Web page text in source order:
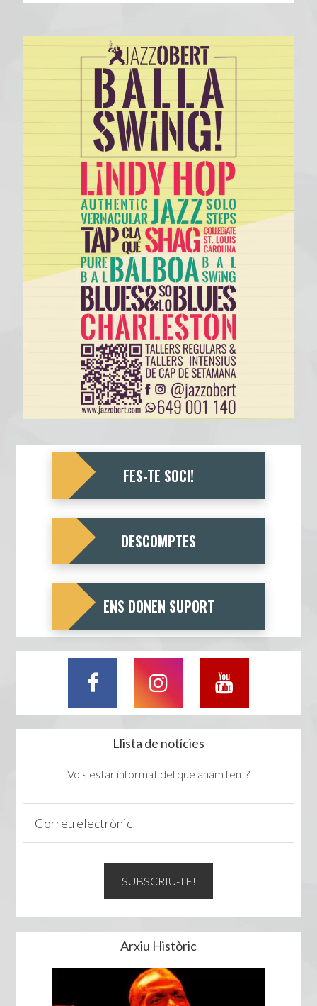
FES-TE SOCI!
DESCOMPTES
ENS DONEN SUPORT
Llista de notícies
Vols estar informat del que anam fent?
Arxiu Històric